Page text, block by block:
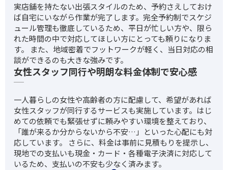
実店舗を持たない出張スタイルのため、予約さえしておけ
ば自宅にいながら作業が完了します。完全予約制でスケジ
ュール管理も徹底しているため、平日が忙しい方や、限ら
れた時間の中で対応してほしい方にとっても頼りになりま
す。 また、地域密着でフットワークが軽く、当日対応の相
談ができるのも大きな強みです。
女性スタッフ同行や明朗な料金体制で安心感
一人暮らしの女性や高齢者の方に配慮して、希望があれば
女性スタッフが同行するサービスも実施しています。はじ
めての依頼でも緊張せずに頼みやすい環境を整えており、
「誰が来るか分からないから不安…」といった心配にも対
応しています。 さらに、料金は事前に見積もりを提示し、
現地での支払いも現金・カード・各種電子決済に対応して
いるため、支払いの不安も少なく済みます。